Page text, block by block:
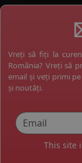
Vreți să fiți la
România? Vreți să
email și veți primi
și noutăți.
This site